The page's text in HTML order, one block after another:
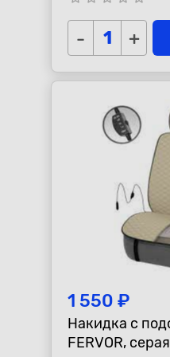
- +
1 550 ₽
Накидка с подогревом PSV
FERVOR, серая